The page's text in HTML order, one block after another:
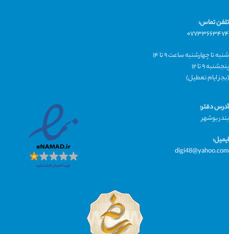
تلفن تماس:
۰۷۷۳۳۶۶۳۴۷۴
شنبه تا چهارشنبه ساعت ۹ تا ۱۴
پنجشنبه ۹ تا ۱۲
(بجز ایام تعطیل)
آدرس دفتر:
بندر بوشهر
ایمیل:
digi48@yahoo.com